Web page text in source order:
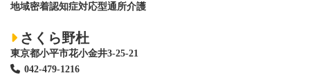
地域密着認知症対応型通所介護
さくら野杜
東京都小平市花小金井3-25-21
042-479-1216